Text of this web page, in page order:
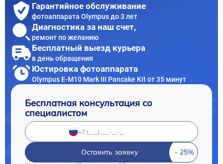
Гарантийное обслуживание
фотоаппарата Olympus до 3 лет
Диагностика за наш счет,
ремонт по желанию
Бесплатный выезд курьера
в день обращения
Юстировка фотоаппарата
Olympus E-M10 Mark III Pancake Kit от 35 минут
Бесплатная консультация со
специалистом
Оставить заявку